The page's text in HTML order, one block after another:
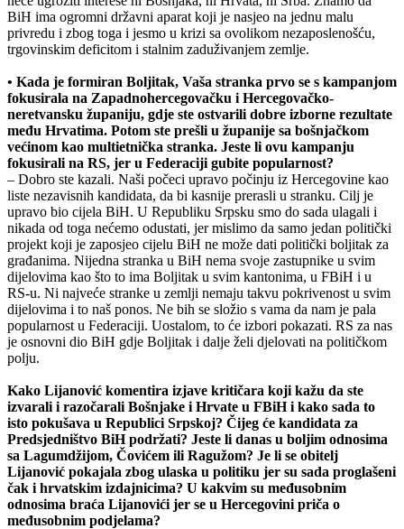
BiH ima ogromni državni aparat koji je nasjeo na jednu malu
privredu i zbog toga i jesmo u krizi sa ovolikom nezaposlenošću,
trgovinskim deficitom i stalnim zaduživanjem zemlje.
• Kada je formiran Boljitak, Vaša stranka prvo se s kampanjom
fokusirala na Zapadnohercegovačku i Hercegovačko-
neretvansku županiju, gdje ste ostvarili dobre izborne rezultate
među Hrvatima. Potom ste prešli u županije sa bošnjačkom
većinom kao multietnička stranka. Jeste li ovu kampanju
fokusirali na RS, jer u Federaciji gubite popularnost?
– Dobro ste kazali. Naši počeci upravo počinju iz Hercegovine kao
liste nezavisnih kandidata, da bi kasnije prerasli u stranku. Cilj je
upravo bio cijela BiH. U Republiku Srpsku smo do sada ulagali i
nikada od toga nećemo odustati, jer mislimo da samo jedan politički
projekt koji je zaposjeo cijelu BiH ne može dati politički boljitak za
građanima. Nijedna stranka u BiH nema svoje zastupnike u svim
dijelovima kao što to ima Boljitak u svim kantonima, u FBiH i u
RS-u. Ni najveće stranke u zemlji nemaju takvu pokrivenost u svim
dijelovima i to naš ponos. Ne bih se složio s vama da nam je pala
popularnost u Federaciji. Uostalom, to će izbori pokazati. RS za nas
je osnovni dio BiH gdje Boljitak i dalje želi djelovati na političkom
polju.
Kako Lijanović komentira izjave kritičara koji kažu da ste
izvarali i razočarali Bošnjake i Hrvate u FBiH i kako sada to
isto pokušava u Republici Srpskoj? Čijeg će kandidata za
Predsjedništvo BiH podržati? Jeste li danas u boljim odnosima
sa Lagumdžijom, Čovićem ili Ragužom? Je li se obitelj
Lijanović pokajala zbog ulaska u politiku jer su sada proglašeni
čak i hrvatskim izdajnicima? U kakvim su međusobnim
odnosima braća Lijanovići jer se u Hercegovini priča o
međusobnim podjelama?